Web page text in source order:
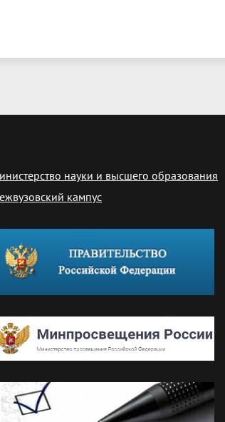
науки и высшего образования
кампус